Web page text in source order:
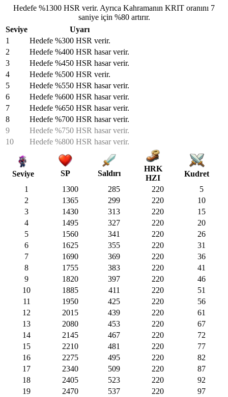
Hedefe %1300 HSR verir. Ayrıca Kahramanın KRIT oranını 7
saniye için %80 artırır.
Seviye
Uyarı
1
Hedefe %300 HSR verir.
2
Hedefe %400 HSR hasar verir.
3
Hedefe %450 HSR hasar verir.
4
Hedefe %500 HSR verir.
5
Hedefe %550 HSR hasar verir.
6
Hedefe %600 HSR hasar verir.
7
Hedefe %650 HSR hasar verir.
8
Hedefe %700 HSR hasar verir.
9
Hedefe %750 HSR hasar verir.
10
Hedefe %800 HSR hasar verir.
Seviye SP Saldırı
HRK
HZI
Kudret
1
1300 285 220
5
2
1365 299 220
10
3
1430 313 220
15
4
1495 327 220
20
5
1560 341 220
26
6
1625 355 220
31
7
1690 369 220
36
8
1755 383 220
41
9
1820 397 220
46
10
1885 411 220
51
11
1950 425 220
56
12
2015 439 220
61
13
2080 453 220
67
14
2145 467 220
72
15
2210 481 220
77
16
2275 495 220
82
17
2340 509 220
87
18
2405 523 220
92
19
2470 537 220
97